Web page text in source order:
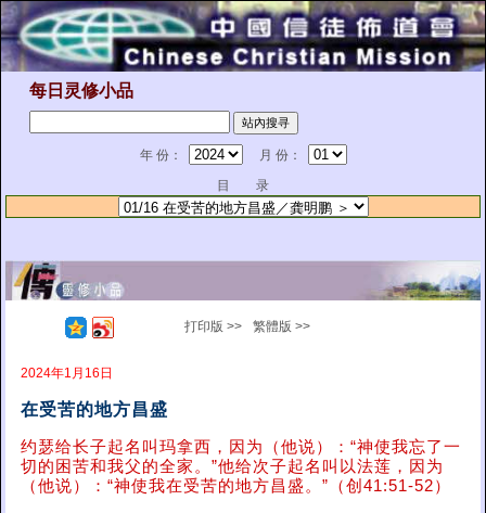
每日灵修小品
年 份：
月 份：
目 录
打印版 >> 繁體版 >>
2024年1月16日
在受苦的地方昌盛
约瑟给长子起名叫玛拿西，因为（他说）：“神使我忘了一
切的困苦和我父的全家。”他给次子起名叫以法莲，因为
（他说）：“神使我在受苦的地方昌盛。”（创41:51-52）